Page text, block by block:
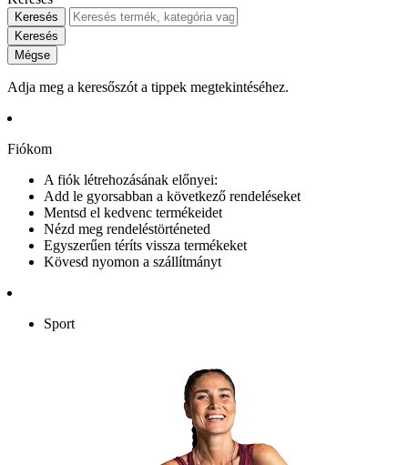
Keresés
Keresés
Mégse
Adja meg a keresőszót a tippek megtekintéséhez.
Fiókom
A fiók létrehozásának előnyei:
Add le gyorsabban a következő rendeléseket
Mentsd el kedvenc termékeidet
Nézd meg rendeléstörténeted
Egyszerűen téríts vissza termékeket
Kövesd nyomon a szállítmányt
Sport